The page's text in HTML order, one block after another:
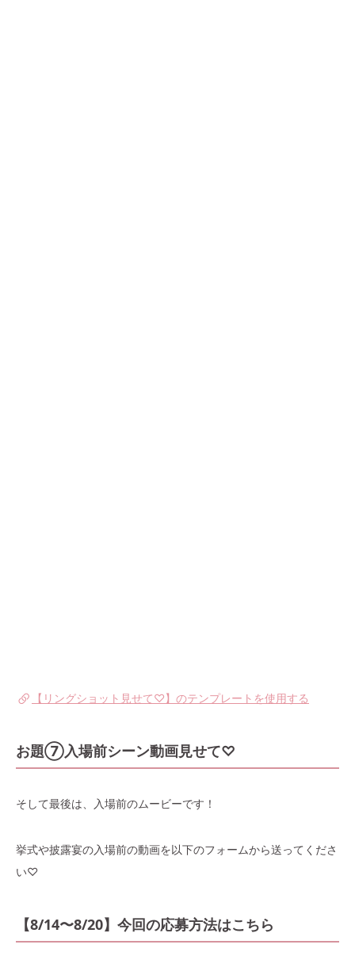
【リングショット見せて♡】のテンプレートを使用する
お題⑦入場前シーン動画見せて♡
そして最後は、入場前のムービーです！
挙式や披露宴の入場前の動画を以下のフォームから送ってくださ
い♡
【8/14〜8/20】今回の応募方法はこちら